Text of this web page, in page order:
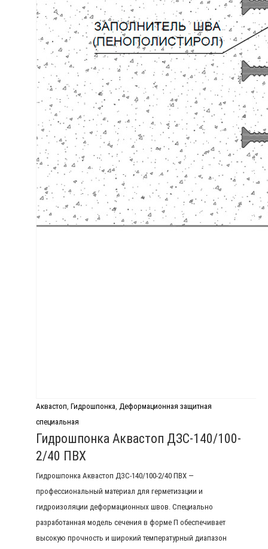
Аквастоп Гидрошпонка Деформационная защитная
специальная
Гидрошпонка Аквастоп ДЗС-140/100-
2/40 ПВХ
Гидрошпонка Аквастоп ДЗС-140/100-2/40 ПВХ —
профессиональный материал для герметизации и
гидроизоляции деформационных швов. Специально
разработанная модель сечения в форме П обеспечивает
высокую прочность и широкий температурный диапазон